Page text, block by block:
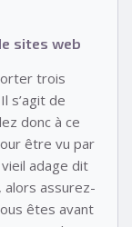
sites web
trois
s’agit de
donc à ce
être vu par
adage dit
alors assurez-
êtes avant